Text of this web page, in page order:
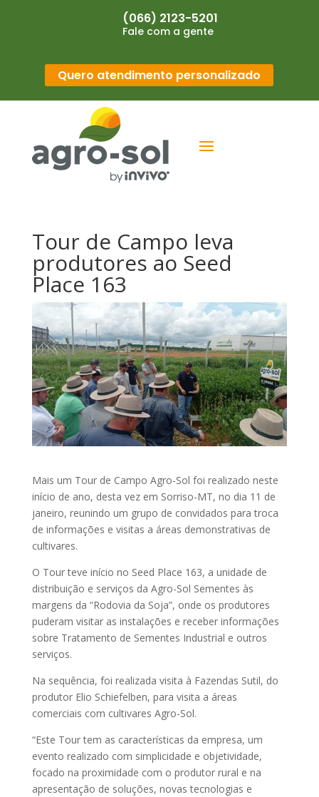
(066) 2123-5201
Fale com a gente
Quero atendimento personalizado
Tour de Campo leva
produtores ao Seed
Place 163
Mais um Tour de Campo Agro-Sol foi realizado neste
início de ano, desta vez em Sorriso-MT, no dia 11 de
janeiro, reunindo um grupo de convidados para troca
de informações e visitas a áreas demonstrativas de
cultivares.
O Tour teve início no Seed Place 163, a unidade de
distribuição e serviços da Agro-Sol Sementes às
margens da “Rodovia da Soja”, onde os produtores
puderam visitar as instalações e receber informações
sobre Tratamento de Sementes Industrial e outros
serviços.
Na sequência, foi realizada visita à Fazendas Sutil, do
produtor Elio Schiefelben, para visita a áreas
comerciais com cultivares Agro-Sol.
“Este Tour tem as características da empresa, um
evento realizado com simplicidade e objetividade,
focado na proximidade com o produtor rural e na
apresentação de soluções, novas tecnologias e